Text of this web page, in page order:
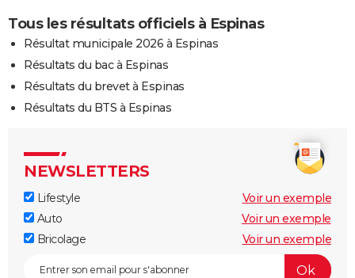
Tous les résultats officiels à Espinas
Résultat municipale 2026 à Espinas
Résultats du bac à Espinas
Résultats du brevet à Espinas
Résultats du BTS à Espinas
NEWSLETTERS
Lifestyle
Voir un exemple
Auto
Voir un exemple
Bricolage
Voir un exemple